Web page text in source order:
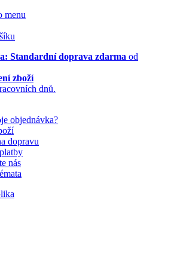
menu
Standardní doprava zdarma od
zboží
dnů.
objednávka?
dopravu
nás